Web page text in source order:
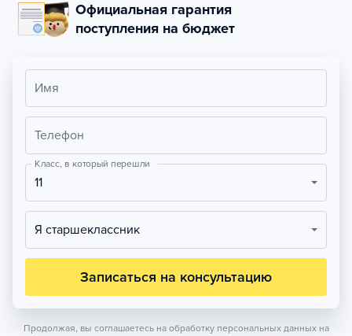
Официальная гарантия
поступления на бюджет
Имя
Телефон
Класс, в который перешли
11
Я старшеклассник
Записаться на консультацию
Продолжая, вы соглашаетесь на обработку персональных данных на